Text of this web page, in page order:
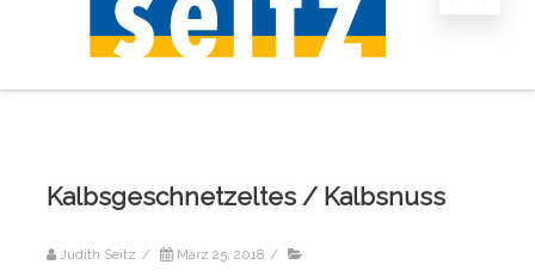
Kalbsgeschnetzeltes / Kalbsnuss
Judith Seitz / März 25, 2018 /